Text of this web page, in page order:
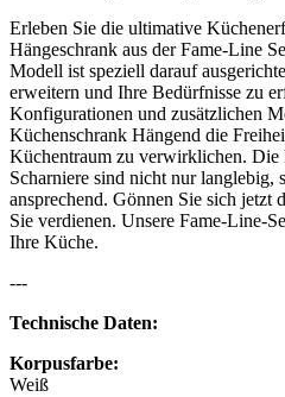
Erleben Sie die ultimative
Hängeschrank aus der Fame-Line
Modell ist speziell darauf
erweitern und Ihre Bedürfnisse zu
Konfigurationen und zusätzlichen
Küchenschrank Hängend die
Küchentraum zu verwirklichen.
Scharniere sind nicht nur langlebig,
ansprechend. Gönnen Sie sich jetzt
Sie verdienen. Unsere Fame-Line-
Ihre Küche.
---
Technische Daten:
Korpusfarbe:
Weiß